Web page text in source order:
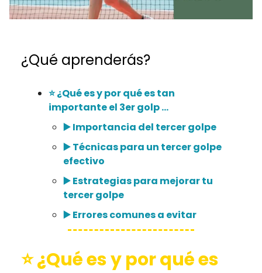
¿Qué aprenderás?
⭐️ ¿Qué es y por qué es tan
importante el 3er golp …
▶️ Importancia del tercer golpe
▶️ Técnicas para un tercer golpe
efectivo
▶️ Estrategias para mejorar tu
tercer golpe
▶️ Errores comunes a evitar
⭐️ ¿Qué es y por qué es